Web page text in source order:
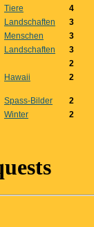
Tiere
4
Landschaften
3
Menschen
3
Landschaften
3
2
Hawaii 2
Spass-Bilder
2
Winter 2